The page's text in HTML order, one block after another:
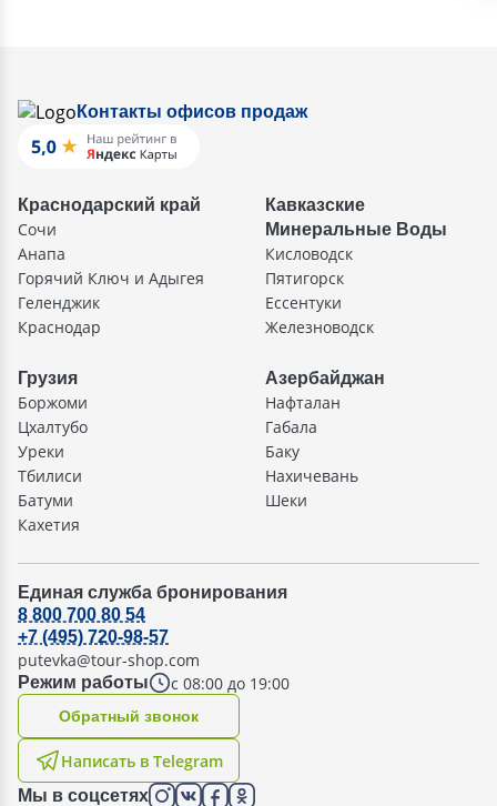
Контакты офисов продаж
Краснодарский край
Сочи
Анапа
Горячий Ключ и Адыгея
Геленджик
Краснодар
Кавказские
Минеральные Воды
Кисловодск
Пятигорск
Ессентуки
Железноводск
Грузия
Боржоми
Цхалтубо
Уреки
Тбилиси
Батуми
Кахетия
Азербайджан
Нафталан
Габала
Баку
Нахичевань
Шеки
Единая служба бронирования
Режим работы с 08:00 до 19:00
8 800 700 80 54
+7 (495) 720-98-57
putevka@tour-shop.com
Написать в Telegram
Oбратный звонок
Мы в соцсетях